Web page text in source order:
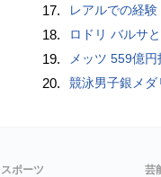
17. レアルでの経
18. ロドリ バルサ
19. メッツ 559億
20. 競泳男子銀メダ
スポーツ 芸